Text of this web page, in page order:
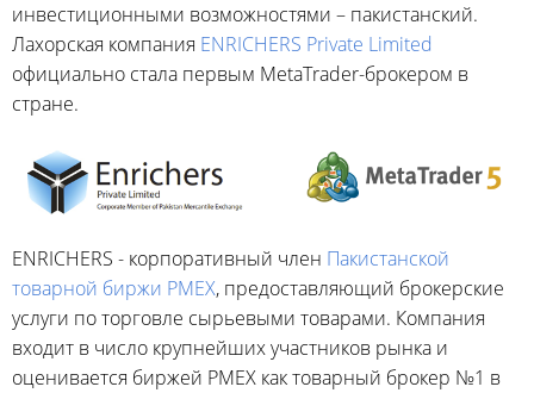
инвестиционными возможностями – пакистанский.
Лахорская компания ENRICHERS Private Limited
официально стала первым MetaTrader-брокером в
стране.
ENRICHERS - корпоративный член Пакистанской
товарной биржи PMEX, предоставляющий брокерские
услуги по торговле сырьевыми товарами. Компания
входит в число крупнейших участников рынка и
оценивается биржей PMEX как товарный брокер №1 в